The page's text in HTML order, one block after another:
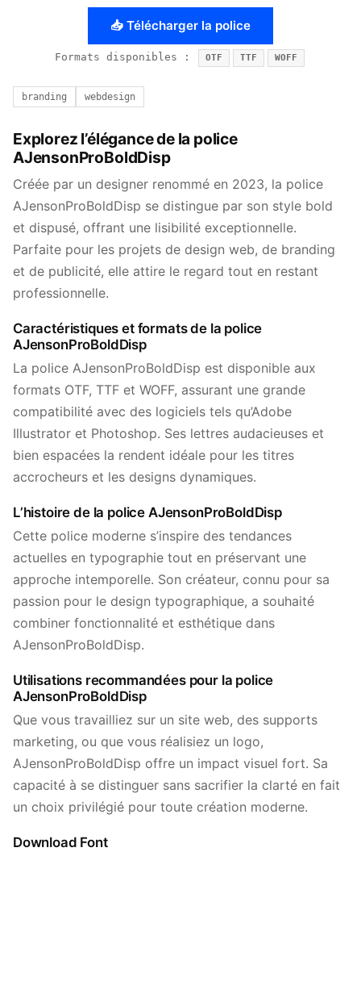
📥 Télécharger la police
Formats disponibles : OTF TTF WOFF
branding webdesign
Explorez l’élégance de la police
AJensonProBoldDisp
Créée par un designer renommé en 2023, la police
AJensonProBoldDisp se distingue par son style bold
et dispusé, offrant une lisibilité exceptionnelle.
Parfaite pour les projets de design web, de branding
et de publicité, elle attire le regard tout en restant
professionnelle.
Caractéristiques et formats de la police
AJensonProBoldDisp
La police AJensonProBoldDisp est disponible aux
formats OTF, TTF et WOFF, assurant une grande
compatibilité avec des logiciels tels qu’Adobe
Illustrator et Photoshop. Ses lettres audacieuses et
bien espacées la rendent idéale pour les titres
accrocheurs et les designs dynamiques.
L’histoire de la police AJensonProBoldDisp
Cette police moderne s’inspire des tendances
actuelles en typographie tout en préservant une
approche intemporelle. Son créateur, connu pour sa
passion pour le design typographique, a souhaité
combiner fonctionnalité et esthétique dans
AJensonProBoldDisp.
Utilisations recommandées pour la police
AJensonProBoldDisp
Que vous travailliez sur un site web, des supports
marketing, ou que vous réalisiez un logo,
AJensonProBoldDisp offre un impact visuel fort. Sa
capacité à se distinguer sans sacrifier la clarté en fait
un choix privilégié pour toute création moderne.
Download Font